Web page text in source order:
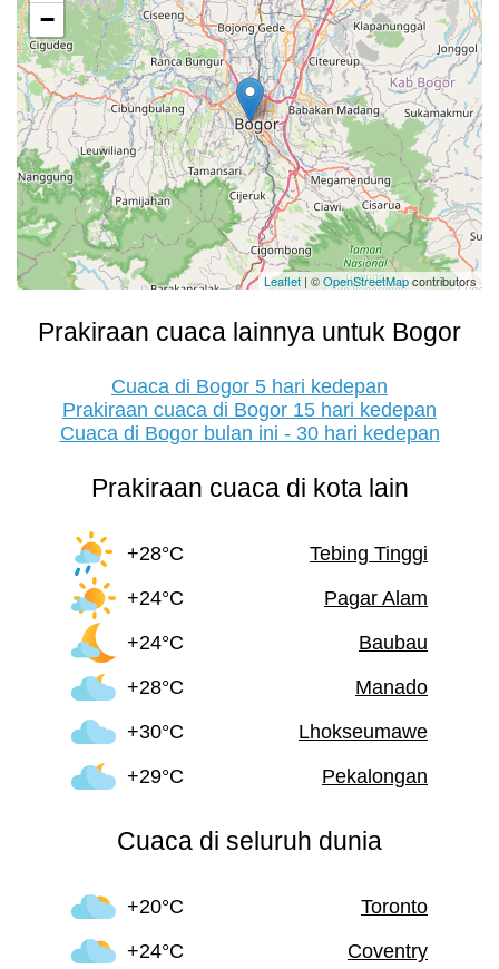
−
Leaflet | ©OpenStreetMapcontributors
Prakiraan cuaca lainnya untuk Bogor
Cuaca di Bogor 5 hari kedepan
Prakiraan cuaca di Bogor 15 hari kedepan
Cuaca di Bogor bulan ini - 30 hari kedepan
Prakiraan cuaca di kota lain
+28°C
Tebing Tinggi
+24°C
Pagar Alam
+24°C
Baubau
+28°C
Manado
+30°C
Lhokseumawe
+29°C
Pekalongan
Cuaca di seluruh dunia
+20°C
Toronto
+24°C
Coventry